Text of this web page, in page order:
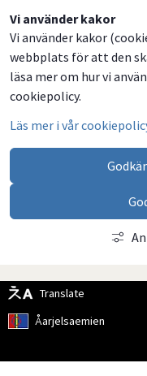
Vi använder kakor
Vi använder kakor
webbplats för att den
läsa mer om hur vi
cookiepolicy.
Läs mer i vår
Translate
Åarjelsaemien
Dela
på
Facebook
Dela
på
Twitter
Dela
på
LinkedIn
Dela
via
email